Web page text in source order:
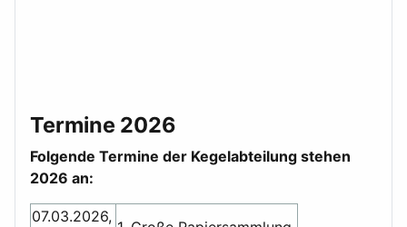
Termine 2026
Folgende Termine der Kegelabteilung stehen
2026 an:
07.03.2026,